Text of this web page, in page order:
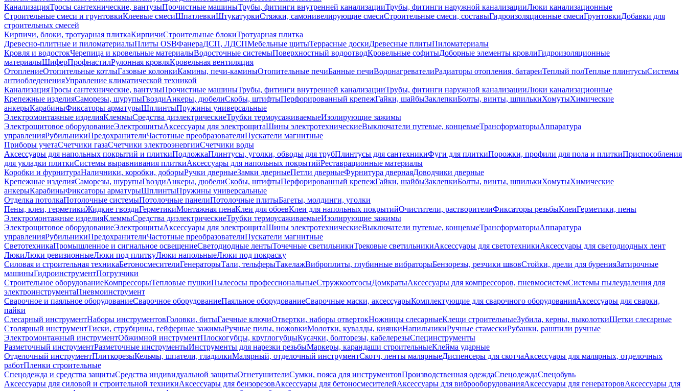
КанализацияТросы сантехнические, вантузыПрочистные машиныТрубы, фитинги внутренней канализацииТрубы, фитинги наружной канализацииЛюки канализационные
Строительные смеси и грунтовкиКлеевые смесиШпатлевкиШтукатуркиСтяжки, самонивелирующие смесиСтроительные смеси, составыГидроизоляционные смесиГрунтовкиДобавки для
строительных смесей
Кирпичи, блоки, тротуарная плиткаКирпичиСтроительные блокиТротуарная плитка
Древесно-плитные и пиломатериалыПлиты OSBФанераДСП, ЛДСПМебельные щитыТеррасные доскиДревесные плитыПиломатериалы
Кровля и водостокЧерепица и кровельные материалыВодосточные системыПоверхностный водоотводКровельные софитыДоборные элементы кровлиГидроизоляционные
материалыШиферПрофнастилРулонная кровляКровельная вентиляция
ОтоплениеОтопительные котлыГазовые колонкиКамины, печи-каминыОтопительные печиБанные печиВодонагревателиРадиаторы отопления, батареиТеплый полТеплые плинтусыСистемы
антиобледененияУправление климатической техникой
КанализацияТросы сантехнические, вантузыПрочистные машиныТрубы, фитинги внутренней канализацииТрубы, фитинги наружной канализацииЛюки канализационные
Крепежные изделияСаморезы, шурупыГвоздиАнкеры, дюбелиСкобы, штифтыПерфорированный крепежГайки, шайбыЗаклепкиБолты, винты, шпилькиХомутыХимические
анкерыКарабиныФиксаторы арматурыШплинтыПружины универсальные
Электромонтажные изделияКлеммыСредства диэлектрическиеТрубки термоусаживаемыеИзолирующие зажимы
Электрощитовое оборудованиеЭлектрощитыАксессуары для электрощитаШины электротехническиеВыключатели путевые, концевыеТрансформаторыАппаратура
управленияРубильникиПредохранителиЧастотные преобразователиПускатели магнитные
Приборы учетаСчетчики газаСчетчики электроэнергииСчетчики воды
Аксессуары для напольных покрытий и плиткиПодложкаПлинтусы, уголки, обводы для трубПлинтусы для сантехникиФуги для плиткиПорожки, профили для пола и плиткиПриспособления
для укладки плиткиСистемы выравнивания плиткиАксессуары для напольных покрытийРеставрационные материалы
Коробки и фурнитураНаличники, коробки, доборыРучки дверныеЗамки дверныеПетли дверныеФурнитура двернаяДоводчики дверные
Крепежные изделияСаморезы, шурупыГвоздиАнкеры, дюбелиСкобы, штифтыПерфорированный крепежГайки, шайбыЗаклепкиБолты, винты, шпилькиХомутыХимические
анкерыКарабиныФиксаторы арматурыШплинтыПружины универсальные
Отделка потолкаПотолочные системыПотолочные панелиПотолочные плитыБагеты, молдинги, уголки
Пены, клеи, герметикиЖидкие гвоздиГерметикиМонтажная пенаКлеи для обоевКлеи для напольных покрытийОчистители, растворителиФиксаторы резьбыКлеиГерметики, пены
Электромонтажные изделияКлеммыСредства диэлектрическиеТрубки термоусаживаемыеИзолирующие зажимы
Электрощитовое оборудованиеЭлектрощитыАксессуары для электрощитаШины электротехническиеВыключатели путевые, концевыеТрансформаторыАппаратура
управленияРубильникиПредохранителиЧастотные преобразователиПускатели магнитные
СветотехникаПромышленное и сигнальное освещениеСветодиодные лентыТочечные светильникиТрековые светильникиАксессуары для светотехникиАксессуары для светодиодных лент
ЛюкиЛюки ревизионныеЛюки под плиткуЛюки напольныеЛюки под покраску
Силовая и строительная техникаБетоносмесителиГенераторыТали, тельферыТакелажВиброплиты, глубинные вибраторыБензорезы, резчики швовСтойки, дрели для буренияЗатирочные
машиныГидроинструментПогрузчики
Строительное оборудованиеКомпрессорыТепловые пушкиПылесосы профессиональныеСтружкоотсосыДомкратыАксессуары для компрессоров, пневмосистемСистемы пылеудаления для
электроинструментаПневмоинструмент
Сварочное и паяльное оборудованиеСварочное оборудованиеПаяльное оборудованиеСварочные маски, аксессуарыКомплектующие для сварочного оборудованияАксессуары для сварки,
пайки
Слесарный инструментНаборы инструментовГоловки, битыГаечные ключиОтвертки, наборы отвертокНожницы слесарныеКлещи строительныеЗубила, керны, выколоткиЩетки слесарные
Столярный инструментТиски, струбцины, гейферные зажимыРучные пилы, ножовкиМолотки, кувалды, киянкиНапильникиРучные стамескиРубанки, рашпили ручные
Электромонтажный инструментОбжимной инструментПлоскогубцы, круглогубцыКусачки, болторезы, кабелерезыСпецинструменты
Разметочный инструментРазметочные инструментыИнструменты для нарезки резьбыМаркеры, карандаши строительныеКлейма ударные
Отделочный инструментПлиткорезыКельмы, шпатели, гладилкиМалярный, отделочный инструментСкотч, ленты малярныеДиспенсеры для скотчаАксессуары для малярных, отделочных
работПленки строительные
Спецодежда и средства защитыСредства индивидуальной защитыОгнетушителиСумки, пояса для инструментовПроизводственная одеждаСпецодеждаСпецобувь
Аксессуары для силовой и строительной техникиАксессуары для бензорезовАксессуары для бетоносмесителейАксессуары для виброоборудованияАксессуары для генераторовАксессуары для